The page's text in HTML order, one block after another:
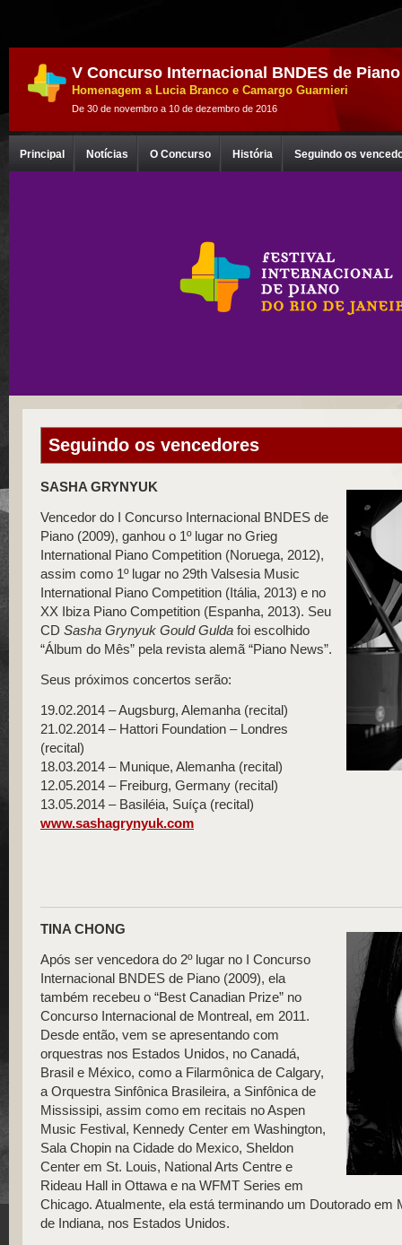
V Concurso Internacional BNDES de Piano
Homenagem a Lucia Branco e Camargo Guarnieri
De 30 de novembro a 10 de dezembro de 2016
Principal Notícias O Concurso História Seguindo os
Seguindo os vencedores
SASHA GRYNYUK
Vencedor do I Concurso Internacional BNDES de
Piano (2009), ganhou o 1º lugar no Grieg
International Piano Competition (Noruega, 2012),
assim como 1º lugar no 29th Valsesia Music
International Piano Competition (Itália, 2013) e no
XX Ibiza Piano Competition (Espanha, 2013). Seu
CD Sasha Grynyuk Gould Gulda foi escolhido
“Álbum do Mês” pela revista alemã “Piano News”.
Seus próximos concertos serão:
19.02.2014 – Augsburg, Alemanha (recital)
21.02.2014 – Hattori Foundation – Londres
(recital)
18.03.2014 – Munique, Alemanha (recital)
12.05.2014 – Freiburg, Germany (recital)
13.05.2014 – Basiléia, Suíça (recital)
www.sashagrynyuk.com
TINA CHONG
Após ser vencedora do 2º lugar no I Concurso
Internacional BNDES de Piano (2009), ela
também recebeu o “Best Canadian Prize” no
Concurso Internacional de Montreal, em 2011.
Desde então, vem se apresentando com
orquestras nos Estados Unidos, no Canadá,
Brasil e México, como a Filarmônica de Calgary,
a Orquestra Sinfônica Brasileira, a Sinfônica de
Mississipi, assim como em recitais no Aspen
Music Festival, Kennedy Center em Washington,
Sala Chopin na Cidade do Mexico, Sheldon
Center em St. Louis, National Arts Centre e
Rideau Hall in Ottawa e na WFMT Series em
Chicago. Atualmente, ela está terminando um Doutorado em
de Indiana, nos Estados Unidos.